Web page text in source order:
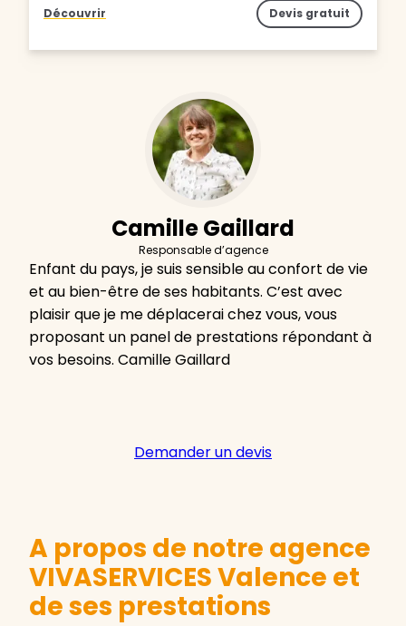
Découvrir Devis gratuit
Camille Gaillard
Responsable d’agence
Enfant du pays, je suis sensible au confort de vie
et au bien-être de ses habitants. C’est avec
plaisir que je me déplacerai chez vous, vous
proposant un panel de prestations répondant à
vos besoins. Camille Gaillard
Demander un devis
A propos de notre agence
VIVASERVICES Valence et
de ses prestations